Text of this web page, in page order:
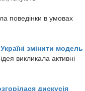
поведінки в умовах
змінити модель
викликала активні
дискусія